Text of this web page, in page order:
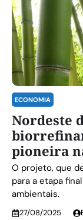
ECONOMIA
Nordeste
pioneira
O projeto, que
para a etapa
ambientais.
27/08/2025